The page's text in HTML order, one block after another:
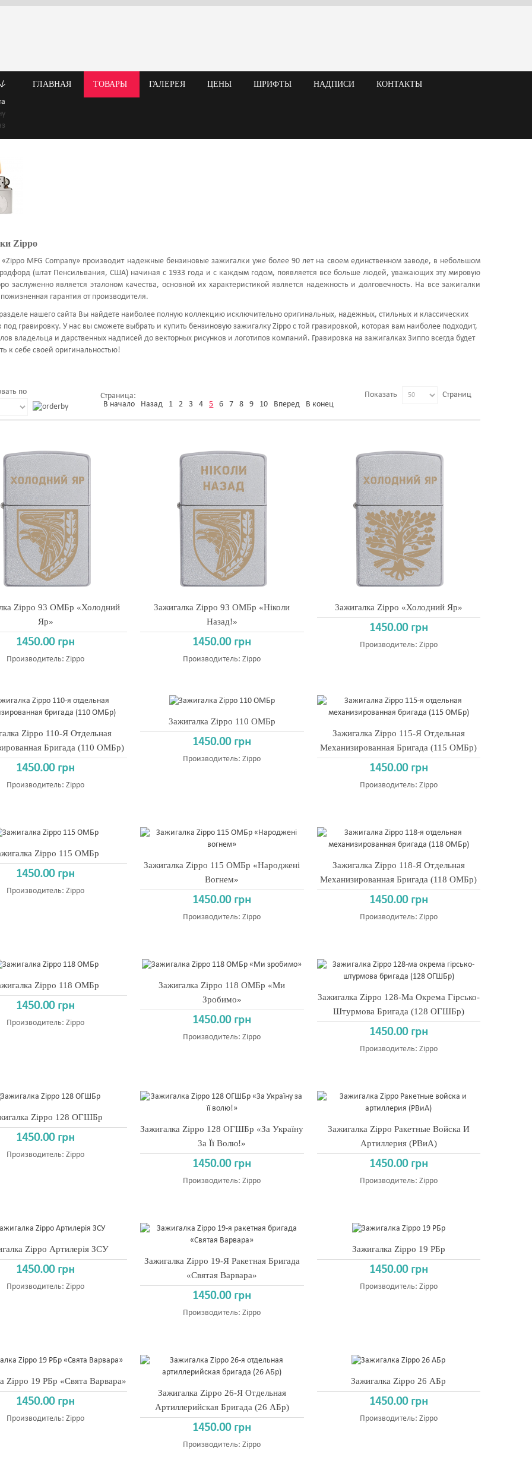
ГЛАВНАЯ ТОВАРЫ ГАЛЕРЕЯ ЦЕНЫ ШРИФТЫ НАДПИСИ КОНТАКТЫ
Zippo
MFG Company» производит надежные бензиновые зажигалки уже более 90 лет на своем единственном заводе, в небольшом
(штат Пенсильвания, США) начиная с 1933 года и с каждым годом, появляется все больше людей, уважающих эту мировую
заслуженно является эталоном качества, основной их характеристикой является надежность и долговечность. На все зажигалки
пожизненная гарантия от производителя.
нашего сайта Вы найдете наиболее полную коллекцию исключительно оригинальных, надежных, стильных и классических
под гравировку. У нас вы сможете выбрать и купить бензиновую зажигалку Zippo с той гравировкой, которая вам наиболее подходит,
владельца и дарственных надписей до векторных рисунков и логотипов компаний. Гравировка на зажигалках Зиппо всегда будет
к себе своей оригинальностью!
по
Страница:
В начало
Назад 1 2 3 4 5 6 7 8 9 10 Вперед В конец
Показать Страниц
Zippo 93 ОМБр «Холодний
Яр»
1450.00 грн
Производитель:Zippo
Зажигалка Zippo 93 ОМБр «Ніколи
Назад!»
1450.00 грн
Производитель:Zippo
Зажигалка Zippo «Холодний Яр»
1450.00 грн
Производитель: Zippo
Zippo 110-Я Отдельная
Бригада (110 ОМБр)
1450.00 грн
Производитель:Zippo
Зажигалка Zippo 110 ОМБр
1450.00 грн
Производитель:Zippo
Зажигалка Zippo 115-Я Отдельная
Механизированная Бригада (115 ОМБр)
1450.00 грн
Производитель: Zippo
Zippo 115 ОМБр
1450.00 грн
Производитель:Zippo
Зажигалка Zippo 115 ОМБр «Народжені
Вогнем»
1450.00 грн
Производитель:Zippo
Зажигалка Zippo 118-Я Отдельная
Механизированная Бригада (118 ОМБр)
1450.00 грн
Производитель: Zippo
Zippo 118 ОМБр
1450.00 грн
Производитель:Zippo
Зажигалка Zippo 118 ОМБр «Ми
Зробимо»
1450.00 грн
Производитель:Zippo
Зажигалка Zippo 128-Ма Окрема Гірсько-
Штурмова Бригада (128 ОГШБр)
1450.00 грн
Производитель: Zippo
Zippo 128 ОГШБр
1450.00 грн
Производитель:Zippo
Зажигалка Zippo 128 ОГШБр «За Україну
За Її Волю!»
1450.00 грн
Производитель:Zippo
Зажигалка Zippo Ракетные Войска И
Артиллерия (РВиА)
1450.00 грн
Производитель: Zippo
Zippo Артилерія ЗСУ
1450.00 грн
Производитель:Zippo
Зажигалка Zippo 19-Я Ракетная Бригада
«Святая Варвара»
1450.00 грн
Производитель:Zippo
Зажигалка Zippo 19 РБр
1450.00 грн
Производитель: Zippo
Zippo 19 РБр «Свята Варвара»
1450.00 грн
Производитель:Zippo
Зажигалка Zippo 26-Я Отдельная
Артиллерийская Бригада (26 АБр)
1450.00 грн
Производитель:Zippo
Зажигалка Zippo 26 АБр
1450.00 грн
Производитель: Zippo